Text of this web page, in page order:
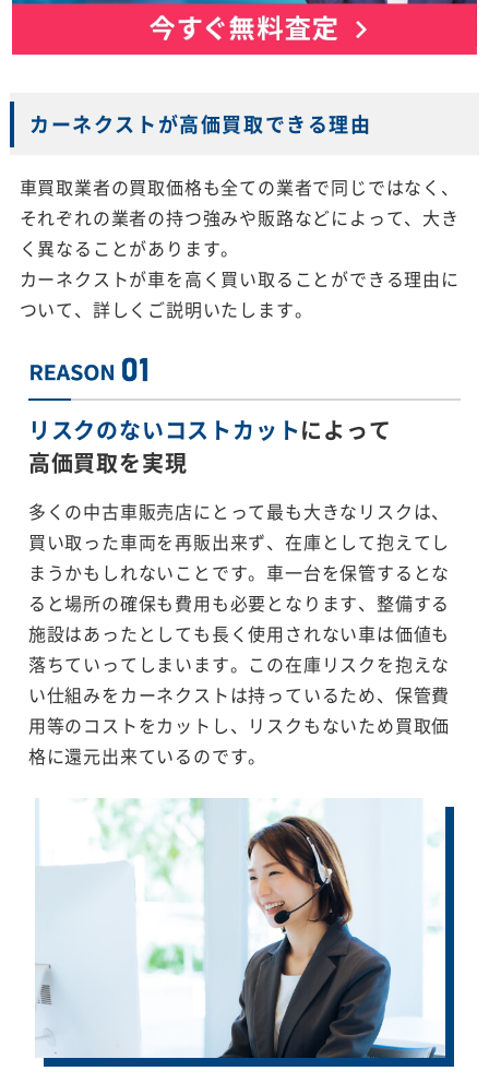
カーネクストが高価買取できる理由
車買取業者の買取価格も全ての業者で同じではなく、
それぞれの業者の持つ強みや販路などによって、大き
く異なることがあります。
カーネクストが車を高く買い取ることができる理由に
ついて、詳しくご説明いたします。
リスクのないコストカットによって
高価買取を実現
多くの中古車販売店にとって最も大きなリスクは、
買い取った車両を再販出来ず、在庫として抱えてし
まうかもしれないことです。車一台を保管するとな
ると場所の確保も費用も必要となります、整備する
施設はあったとしても長く使用されない車は価値も
落ちていってしまいます。この在庫リスクを抱えな
い仕組みをカーネクストは持っているため、保管費
用等のコストをカットし、リスクもないため買取価
格に還元出来ているのです。